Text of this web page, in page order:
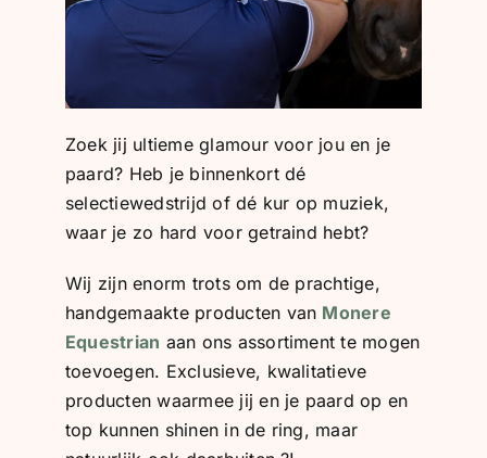
Zoek jij ultieme glamour voor jou en je
paard? Heb je binnenkort dé
selectiewedstrijd of dé kur op muziek,
waar je zo hard voor getraind hebt?
Wij zijn enorm trots om de prachtige,
handgemaakte producten van Monere
Equestrian aan ons assortiment te mogen
toevoegen. Exclusieve, kwalitatieve
producten waarmee jij en je paard op en
top kunnen shinen in de ring, maar